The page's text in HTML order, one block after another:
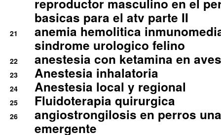
reproductor masculino en el
basicas para el atv parte II
21
anemia hemolitica
sindrome urologico felino
22 anestesia con ketamina en
23 Anestesia inhalatoria
24 Anestesia local y regional
25 Fluidoterapia quirurgica
26
angiostrongilosis en perros
emergente